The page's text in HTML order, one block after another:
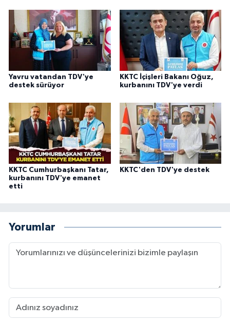
Yavru vatandan TDV'ye
destek sürüyor
KKTC İçişleri Bakanı Oğuz,
kurbanını TDV'ye verdi
KKTC Cumhurbaşkanı Tatar,
kurbanını TDV'ye emanet
etti
KKTC'den TDV'ye destek
Yorumlar
Karaman Müftülüğü
Kars Müftülüğü
Kastamonu Müftülüğü
Kilis Müftülüğü
Kırıkkale Müftülüğü
Kırklareli Müftülüğü
Kocaeli Müftülüğü
Konya Müftülüğü
Malatya Müftülüğü